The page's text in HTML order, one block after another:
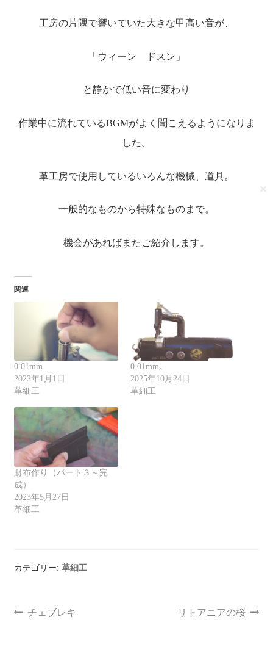
工房の片隅で響いていた大きな甲高い音が、
「ウィーン ドスン」
と静かで低い音に変わり
作業中に流れているBGMがよく聞こえるようになりま
した。
革工房で使用しているいろんな機械、道具。
一般的なものから特殊なものまで。
機会があればまたご紹介します。
関連
0.01mm
2022年1月1日
革細工
0.01mm。
2025年10月24日
革細工
財布作り（パート３～完
成）
2023年5月27日
革細工
カテゴリー: 革細工
チェブレキ リトアニアの桜